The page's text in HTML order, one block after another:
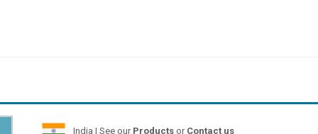
India | See our Productsor Contact us